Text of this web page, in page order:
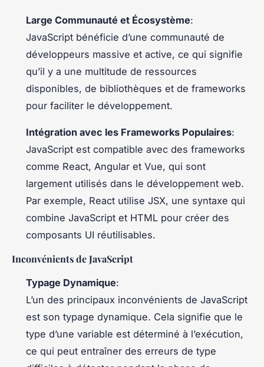
Large Communauté et Écosystème:
JavaScript bénéficie d’une communauté de
développeurs massive et active, ce qui signifie
qu’il y a une multitude de ressources
disponibles, de bibliothèques et de frameworks
pour faciliter le développement.
Intégration avec les Frameworks Populaires:
JavaScript est compatible avec des frameworks
comme React, Angular et Vue, qui sont
largement utilisés dans le développement web.
Par exemple, React utilise JSX, une syntaxe qui
combine JavaScript et HTML pour créer des
composants UI réutilisables.
Inconvénients de JavaScript
Typage Dynamique:
L’un des principaux inconvénients de JavaScript
est son typage dynamique. Cela signifie que le
type d’une variable est déterminé à l’exécution,
ce qui peut entraîner des erreurs de type